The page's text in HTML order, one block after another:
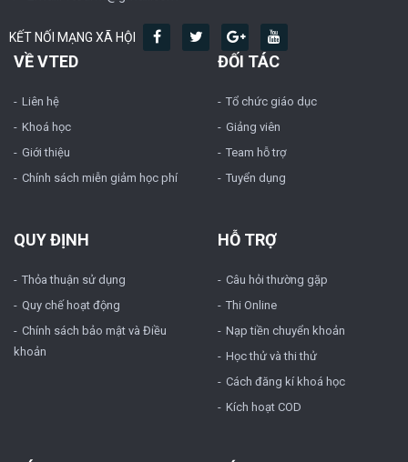
KẾT NỐI MẠNG XÃ HỘI
VỀ VTED
Liên hệ
Khoá học
Giới thiệu
Chính sách miễn giảm học phí
ĐỐI TÁC
Tổ chức giáo dục
Giảng viên
Team hỗ trợ
Tuyển dụng
QUY ĐỊNH
Thỏa thuận sử dụng
Quy chế hoạt động
Chính sách bảo mật và Điều
khoản
HỖ TRỢ
Câu hỏi thường gặp
Thi Online
Nạp tiền chuyển khoản
Học thử và thi thử
Cách đăng kí khoá học
Kích hoạt COD